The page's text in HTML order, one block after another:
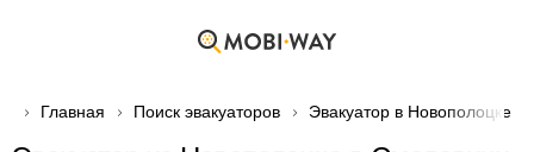
Главная Поиск эвакуаторов Эвакуатор в Новополоцке